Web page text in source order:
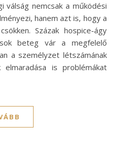
válság nemcsak a működési
hanem azt is, hogy a
Százak hospice-ágy
beteg vár a megfelelő
a személyzet létszámának
is problémákat